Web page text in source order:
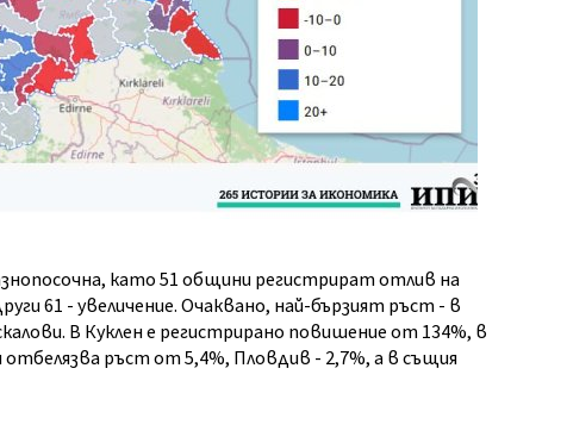
като 51 общини регистрират отлив на
61 - увеличение. Очаквано, най-бързият ръст - в
В Куклен е регистрирано повишение от 134%, в
ръст от 5,4%, Пловдив - 2,7%, а в същия